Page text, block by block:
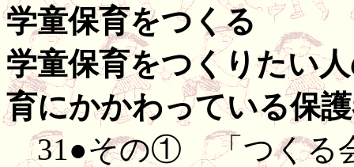
学童保育をつくる
学童保育をつくりたい
育にかかわっている保
31●その① 「つくる